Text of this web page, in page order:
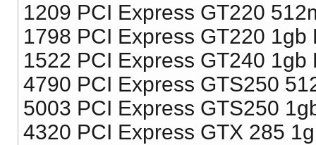
1209 PCI Express GT220
1798 PCI Express GT220 1gb
1522 PCI Express GT240
4790 PCI Express GTS250
5003 PCI Express GTS250
4320 PCI Express GTX 285